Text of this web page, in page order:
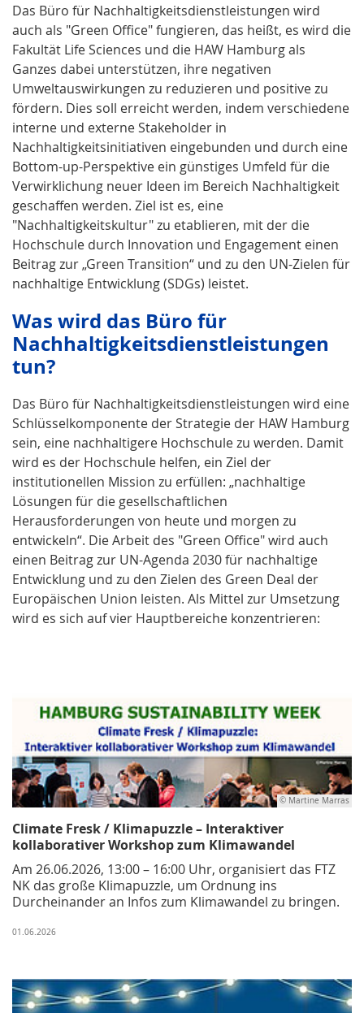
Das Büro für Nachhaltigkeitsdienstleistungen wird
auch als "Green Office" fungieren, das heißt, es wird die
Fakultät Life Sciences und die HAW Hamburg als
Ganzes dabei unterstützen, ihre negativen
Umweltauswirkungen zu reduzieren und positive zu
fördern. Dies soll erreicht werden, indem verschiedene
interne und externe Stakeholder in
Nachhaltigkeitsinitiativen eingebunden und durch eine
Bottom-up-Perspektive ein günstiges Umfeld für die
Verwirklichung neuer Ideen im Bereich Nachhaltigkeit
geschaffen werden. Ziel ist es, eine
"Nachhaltigkeitskultur" zu etablieren, mit der die
Hochschule durch Innovation und Engagement einen
Beitrag zur „Green Transition“ und zu den UN-Zielen für
nachhaltige Entwicklung (SDGs) leistet.
Was wird das Büro für
Nachhaltigkeitsdienstleistungen
tun?
Das Büro für Nachhaltigkeitsdienstleistungen wird eine
Schlüsselkomponente der Strategie der HAW Hamburg
sein, eine nachhaltigere Hochschule zu werden. Damit
wird es der Hochschule helfen, ein Ziel der
institutionellen Mission zu erfüllen: „nachhaltige
Lösungen für die gesellschaftlichen
Herausforderungen von heute und morgen zu
entwickeln“. Die Arbeit des "Green Office" wird auch
einen Beitrag zur UN-Agenda 2030 für nachhaltige
Entwicklung und zu den Zielen des Green Deal der
Europäischen Union leisten. Als Mittel zur Umsetzung
wird es sich auf vier Hauptbereiche konzentrieren:
© Martine Marras
Climate Fresk / Klimapuzzle – Interaktiver
kollaborativer Workshop zum Klimawandel
Am 26.06.2026, 13:00 – 16:00 Uhr, organisiert das FTZ
NK das große Klimapuzzle, um Ordnung ins
Durcheinander an Infos zum Klimawandel zu bringen.
01.06.2026